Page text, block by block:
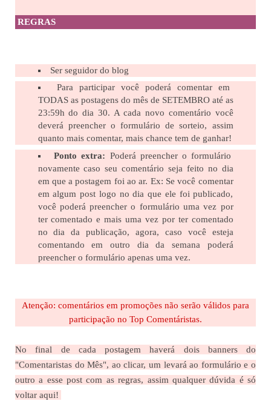
REGRAS
Ser seguidor do blog
Para participar você poderá comentar em
TODAS as postagens do mês de SETEMBRO até as
23:59h do dia 30. A cada novo comentário você
deverá preencher o formulário de sorteio, assim
quanto mais comentar, mais chance tem de ganhar!
Ponto extra: Poderá preencher o formulário
novamente caso seu comentário seja feito no dia
em que a postagem foi ao ar. Ex: Se você comentar
em algum post logo no dia que ele foi publicado,
você poderá preencher o formulário uma vez por
ter comentado e mais uma vez por ter comentado
no dia da publicação, agora, caso você esteja
comentando em outro dia da semana poderá
preencher o formulário apenas uma vez.
Atenção: comentários em promoções não serão válidos para
participação no Top Comentáristas.
No final de cada postagem haverá dois banners do
"Comentaristas do Mês", ao clicar, um levará ao formulário e o
outro a esse post com as regras, assim qualquer dúvida é só
voltar aqui!